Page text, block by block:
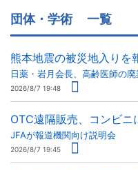
団体・学術 一覧
熊本地震の被災地入りを
日薬・岩月会長、高齢医師の
2026/8/7 19:48
OTC遠隔販売、コンビニ
JFAが報道機関向け説明会
2026/8/7 19:45